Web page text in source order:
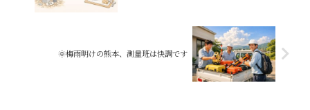
🌞梅雨明けの熊本、測量班は快調です